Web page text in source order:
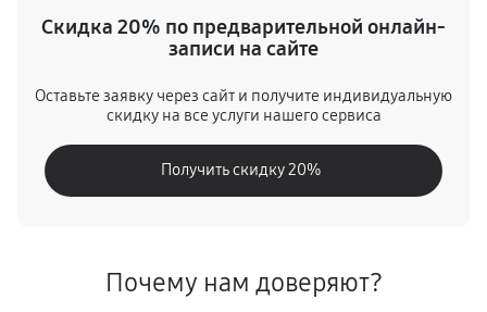
Скидка 20% по предварительной онлайн-
записи на сайте
Оставьте заявку через сайт и получите индивидуальную
скидку на все услуги нашего сервиса
Получить скидку 20%
Почему нам доверяют?